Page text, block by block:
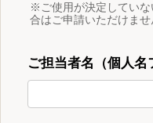
※ご使用が決定してい
合はご申請いただけませ
ご担当者名（個人名